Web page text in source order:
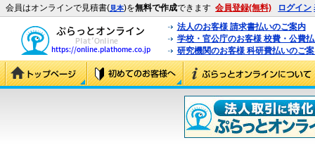
会員はオンラインで見積書(見本)を無料で作成できます 会員登録(無料) ログイン
法人のお客様 請求書払いのご案内
学校・官公庁のお客様 校費・公費
研究機関のお客様 科研費払いのご